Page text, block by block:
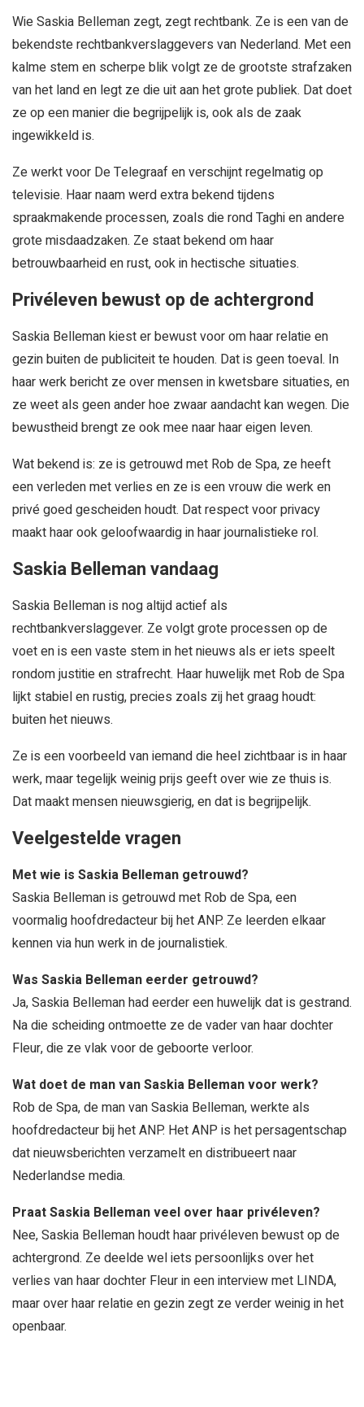
Wie Saskia Belleman zegt, zegt rechtbank. Ze is een van de
bekendste rechtbankverslaggevers van Nederland. Met een
kalme stem en scherpe blik volgt ze de grootste strafzaken
van het land en legt ze die uit aan het grote publiek. Dat doet
ze op een manier die begrijpelijk is, ook als de zaak
ingewikkeld is.
Ze werkt voor De Telegraaf en verschijnt regelmatig op
televisie. Haar naam werd extra bekend tijdens
spraakmakende processen, zoals die rond Taghi en andere
grote misdaadzaken. Ze staat bekend om haar
betrouwbaarheid en rust, ook in hectische situaties.
Privéleven bewust op de achtergrond
Saskia Belleman kiest er bewust voor om haar relatie en
gezin buiten de publiciteit te houden. Dat is geen toeval. In
haar werk bericht ze over mensen in kwetsbare situaties, en
ze weet als geen ander hoe zwaar aandacht kan wegen. Die
bewustheid brengt ze ook mee naar haar eigen leven.
Wat bekend is: ze is getrouwd met Rob de Spa, ze heeft
een verleden met verlies en ze is een vrouw die werk en
privé goed gescheiden houdt. Dat respect voor privacy
maakt haar ook geloofwaardig in haar journalistieke rol.
Saskia Belleman vandaag
Saskia Belleman is nog altijd actief als
rechtbankverslaggever. Ze volgt grote processen op de
voet en is een vaste stem in het nieuws als er iets speelt
rondom justitie en strafrecht. Haar huwelijk met Rob de Spa
lijkt stabiel en rustig, precies zoals zij het graag houdt:
buiten het nieuws.
Ze is een voorbeeld van iemand die heel zichtbaar is in haar
werk, maar tegelijk weinig prijs geeft over wie ze thuis is.
Dat maakt mensen nieuwsgierig, en dat is begrijpelijk.
Veelgestelde vragen
Met wie is Saskia Belleman getrouwd?
Saskia Belleman is getrouwd met Rob de Spa, een
voormalig hoofdredacteur bij het ANP. Ze leerden elkaar
kennen via hun werk in de journalistiek.
Was Saskia Belleman eerder getrouwd?
Ja, Saskia Belleman had eerder een huwelijk dat is gestrand.
Na die scheiding ontmoette ze de vader van haar dochter
Fleur, die ze vlak voor de geboorte verloor.
Wat doet de man van Saskia Belleman voor werk?
Rob de Spa, de man van Saskia Belleman, werkte als
hoofdredacteur bij het ANP. Het ANP is het persagentschap
dat nieuwsberichten verzamelt en distribueert naar
Nederlandse media.
Praat Saskia Belleman veel over haar privéleven?
Nee, Saskia Belleman houdt haar privéleven bewust op de
achtergrond. Ze deelde wel iets persoonlijks over het
verlies van haar dochter Fleur in een interview met LINDA,
maar over haar relatie en gezin zegt ze verder weinig in het
openbaar.